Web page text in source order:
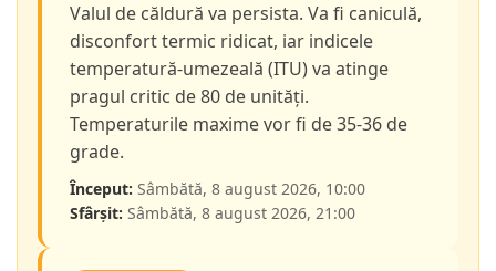
Valul de căldură va persista. Va fi caniculă,
disconfort termic ridicat, iar indicele
temperatură-umezeală (ITU) va atinge
pragul critic de 80 de unități.
Temperaturile maxime vor fi de 35-36 de
grade.
Început: Sâmbătă, 8 august 2026, 10:00
Sfârșit: Sâmbătă, 8 august 2026, 21:00